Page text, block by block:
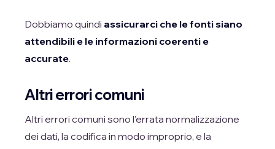
Dobbiamo quindi assicurarci che le fonti siano
attendibili e le informazioni coerenti e
accurate.
Altri errori comuni
Altri errori comuni sono l’errata normalizzazione
dei dati, la codifica in modo improprio, e la